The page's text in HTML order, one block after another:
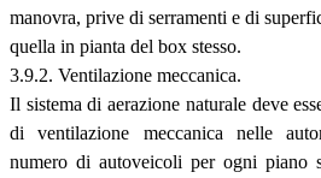
manovra, prive di serramenti e di
quella in pianta del box stesso.
3.9.2. Ventilazione meccanica.
Il sistema di aerazione naturale deve
di ventilazione meccanica nelle
numero di autoveicoli per ogni piano